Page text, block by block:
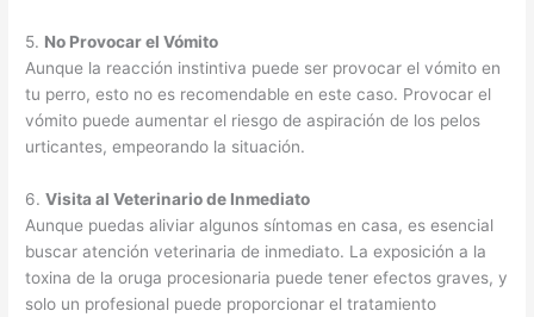
5. No Provocar el Vómito
Aunque la reacción instintiva puede ser provocar el vómito en
tu perro, esto no es recomendable en este caso. Provocar el
vómito puede aumentar el riesgo de aspiración de los pelos
urticantes, empeorando la situación.
6.Visita al Veterinario de Inmediato
Aunque puedas aliviar algunos síntomas en casa, es esencial
buscar atención veterinaria de inmediato. La exposición a la
toxina de la oruga procesionaria puede tener efectos graves, y
solo un profesional puede proporcionar el tratamiento